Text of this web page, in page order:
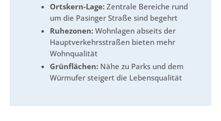
Ortskern-Lage:Zentrale Bereiche rund
um die Pasinger Straße sind begehrt
Ruhezonen:Wohnlagen abseits der
Hauptverkehrsstraßen bieten mehr
Wohnqualität
Grünflächen: Nähe zu Parks und dem
Würmufer steigert die Lebensqualität